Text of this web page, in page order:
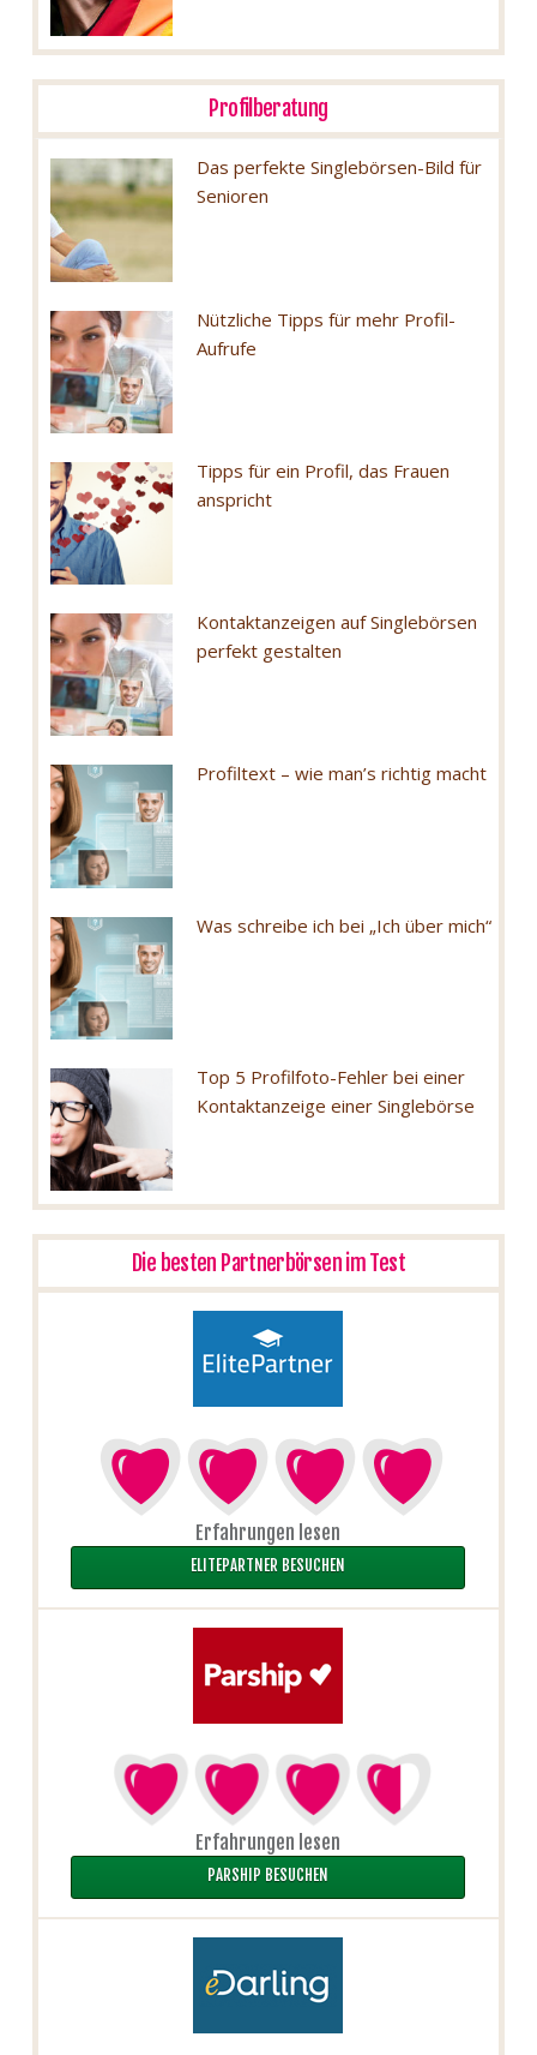
Profilberatung
Das perfekte Singlebörsen-Bild für
Senioren
Nützliche Tipps für mehr Profil-
Aufrufe
Tipps für ein Profil, das Frauen
anspricht
Kontaktanzeigen auf Singlebörsen
perfekt gestalten
Profiltext – wie man’s richtig macht
Was schreibe ich bei „Ich über mich“
Top 5 Profilfoto-Fehler bei einer
Kontaktanzeige einer Singlebörse
Die besten Partnerbörsen im Test
Erfahrungen lesen
ELITEPARTNER BESUCHEN
Erfahrungen lesen
PARSHIP BESUCHEN